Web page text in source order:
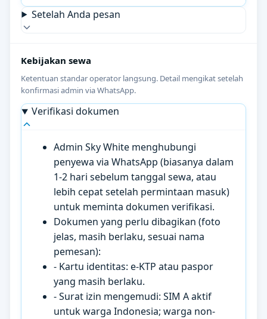
Setelah Anda pesan
Kebijakan sewa
Ketentuan standar operator langsung. Detail mengikat setelah
konfirmasi admin via WhatsApp.
Verifikasi dokumen
Admin Sky White menghubungi
penyewa via WhatsApp (biasanya dalam
1-2 hari sebelum tanggal sewa, atau
lebih cepat setelah permintaan masuk)
untuk meminta dokumen verifikasi.
Dokumen yang perlu dibagikan (foto
jelas, masih berlaku, sesuai nama
pemesan):
- Kartu identitas: e-KTP atau paspor
yang masih berlaku.
- Surat izin mengemudi: SIM A aktif
untuk warga Indonesia; warga non-